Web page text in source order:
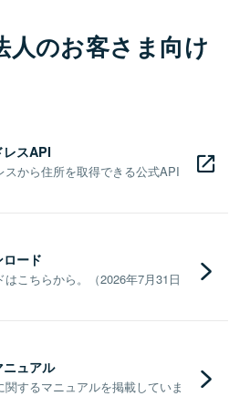
人のお客さま向け
レスAPI
から住所を取得できる公式API
ード
こちらから。（2026年7月31日
ュアル
するマニュアルを掲載していま